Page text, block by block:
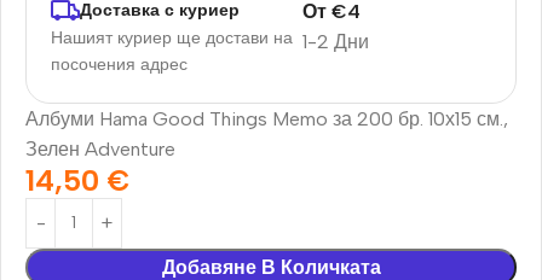
Доставка с куриер
Нашият куриер ще достави на
посочения адрес
1-2 Дни
От€4
Албуми Hama Good Things Memo за 200 бр. 10х15 см.,
Зелен Adventure
14,50 €
Добавяне В Количката